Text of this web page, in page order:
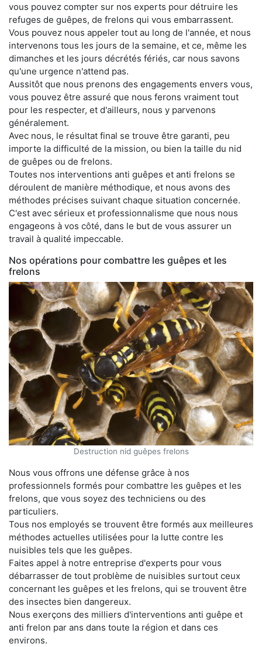
vous pouvez compter sur nos experts pour détruire les
refuges de guêpes, de frelons qui vous embarrassent.
Vous pouvez nous appeler tout au long de l'année, et nous
intervenons tous les jours de la semaine, et ce, même les
dimanches et les jours décrétés fériés, car nous savons
qu'une urgence n'attend pas.
Aussitôt que nous prenons des engagements envers vous,
vous pouvez être assuré que nous ferons vraiment tout
pour les respecter, et d'ailleurs, nous y parvenons
généralement.
Avec nous, le résultat final se trouve être garanti, peu
importe la difficulté de la mission, ou bien la taille du nid
de guêpes ou de frelons.
Toutes nos interventions anti guêpes et anti frelons se
déroulent de manière méthodique, et nous avons des
méthodes précises suivant chaque situation concernée.
C'est avec sérieux et professionnalisme que nous nous
engageons à vos côté, dans le but de vous assurer un
travail à qualité impeccable.
Nos opérations pour combattre les guêpes et les
frelons
Destruction nid guêpes frelons
Nous vous offrons une défense grâce à nos
professionnels formés pour combattre les guêpes et les
frelons, que vous soyez des techniciens ou des
particuliers.
Tous nos employés se trouvent être formés aux meilleures
méthodes actuelles utilisées pour la lutte contre les
nuisibles tels que les guêpes.
Faites appel à notre entreprise d'experts pour vous
débarrasser de tout problème de nuisibles surtout ceux
concernant les guêpes et les frelons, qui se trouvent être
des insectes bien dangereux.
Nous exerçons des milliers d'interventions anti guêpe et
anti frelon par ans dans toute la région et dans ces
environs.